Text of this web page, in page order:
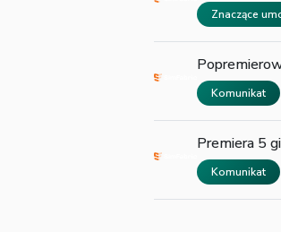
Znaczące
Komunikat
Premiera 5
Komunikat